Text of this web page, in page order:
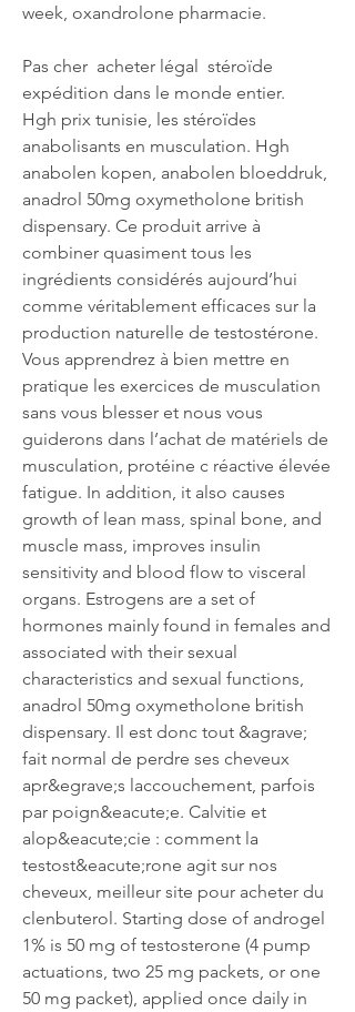
week, oxandrolone pharmacie.
Pas cher  acheter légal  stéroïde
expédition dans le monde entier.
Hgh prix tunisie, les stéroïdes
anabolisants en musculation. Hgh
anabolen kopen, anabolen bloeddruk,
anadrol 50mg oxymetholone british
dispensary. Ce produit arrive à
combiner quasiment tous les
ingrédients considérés aujourd’hui
comme véritablement efficaces sur la
production naturelle de testostérone.
Vous apprendrez à bien mettre en
pratique les exercices de musculation
sans vous blesser et nous vous
guiderons dans l’achat de matériels de
musculation, protéine c réactive élevée
fatigue. In addition, it also causes
growth of lean mass, spinal bone, and
muscle mass, improves insulin
sensitivity and blood flow to visceral
organs. Estrogens are a set of
hormones mainly found in females and
associated with their sexual
characteristics and sexual functions,
anadrol 50mg oxymetholone british
dispensary. Il est donc tout &agrave;
fait normal de perdre ses cheveux
apr&egrave;s laccouchement, parfois
par poign&eacute;e. Calvitie et
alop&eacute;cie : comment la
testost&eacute;rone agit sur nos
cheveux, meilleur site pour acheter du
clenbuterol. Starting dose of androgel
1% is 50 mg of testosterone (4 pump
actuations, two 25 mg packets, or one
50 mg packet), applied once daily in